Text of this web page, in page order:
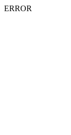
ERROR